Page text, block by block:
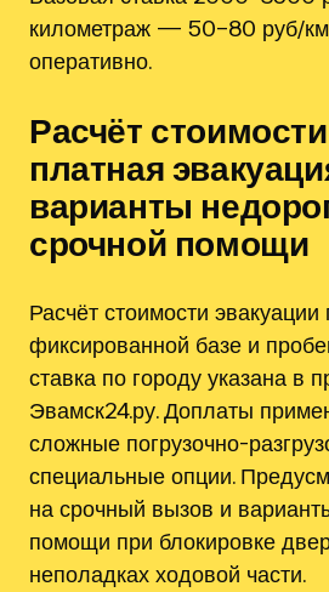
километраж — 50–80 руб/
оперативно.
Расчёт
платная
варианты
срочной помощи
Расчёт стоимости
фиксированной базе и
ставка по городу указана в
Эвамск24.ру. Доплаты
сложные погрузочно-
специальные опции.
на срочный вызов и
помощи при блокировке
неполадках ходовой части.